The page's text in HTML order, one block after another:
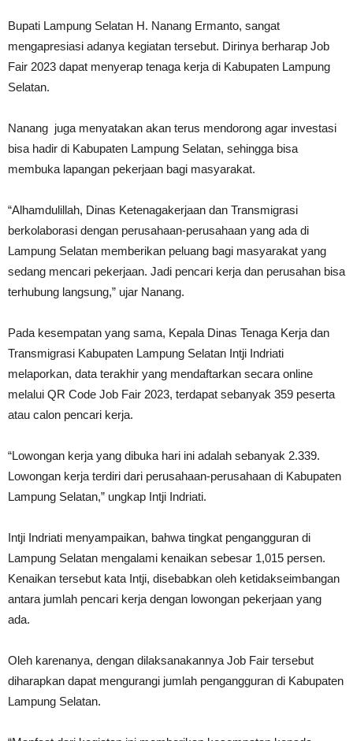
Bupati Lampung Selatan H. Nanang Ermanto, sangat
mengapresiasi adanya kegiatan tersebut. Dirinya berharap Job
Fair 2023 dapat menyerap tenaga kerja di Kabupaten Lampung
Selatan.
Nanang juga menyatakan akan terus mendorong agar investasi
bisa hadir di Kabupaten Lampung Selatan, sehingga bisa
membuka lapangan pekerjaan bagi masyarakat.
“Alhamdulillah, Dinas Ketenagakerjaan dan Transmigrasi
berkolaborasi dengan perusahaan-perusahaan yang ada di
Lampung Selatan memberikan peluang bagi masyarakat yang
sedang mencari pekerjaan. Jadi pencari kerja dan perusahan bisa
terhubung langsung,” ujar Nanang.
Pada kesempatan yang sama, Kepala Dinas Tenaga Kerja dan
Transmigrasi Kabupaten Lampung Selatan Intji Indriati
melaporkan, data terakhir yang mendaftarkan secara online
melalui QR Code Job Fair 2023, terdapat sebanyak 359 peserta
atau calon pencari kerja.
“Lowongan kerja yang dibuka hari ini adalah sebanyak 2.339.
Lowongan kerja terdiri dari perusahaan-perusahaan di Kabupaten
Lampung Selatan,” ungkap Intji Indriati.
Intji Indriati menyampaikan, bahwa tingkat pengangguran di
Lampung Selatan mengalami kenaikan sebesar 1,015 persen.
Kenaikan tersebut kata Intji, disebabkan oleh ketidakseimbangan
antara jumlah pencari kerja dengan lowongan pekerjaan yang
ada.
Oleh karenanya, dengan dilaksanakannya Job Fair tersebut
diharapkan dapat mengurangi jumlah pengangguran di Kabupaten
Lampung Selatan.